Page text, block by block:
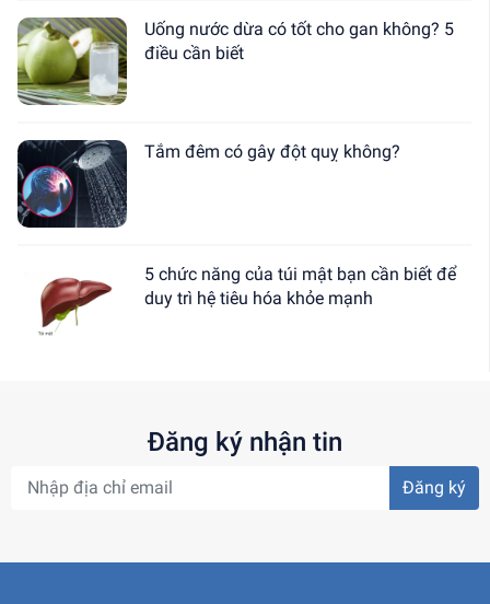
Uống nước dừa có tốt cho gan không? 5
điều cần biết
Tắm đêm có gây đột quỵ không?
5 chức năng của túi mật bạn cần biết để
duy trì hệ tiêu hóa khỏe mạnh
Đăng ký nhận tin
Đăng ký